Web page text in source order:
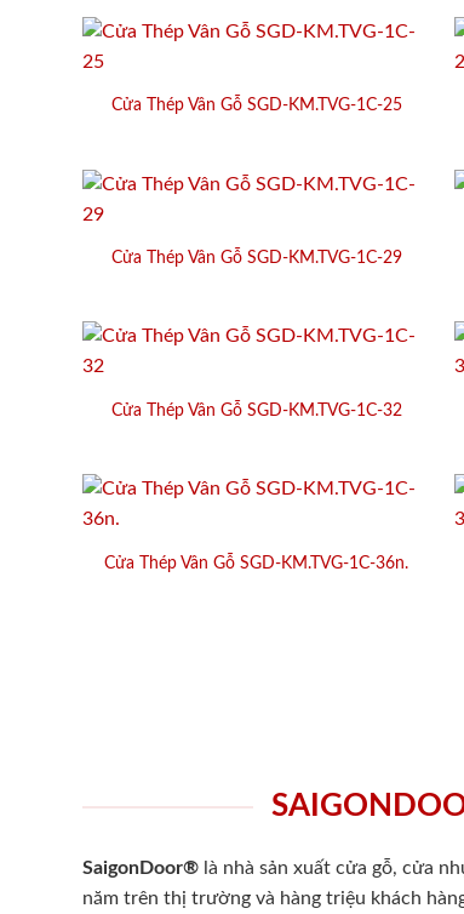
Cửa Thép Vân Gỗ SGD-KM.TVG-1C-25
Cửa Thép Vân Gỗ SGD-KM.TVG-1C-29
Cửa Thép Vân Gỗ SGD-KM.TVG-1C-32
Cửa Thép Vân Gỗ SGD-KM.TVG-1C-36n.
SaigonDoor® là nhà sản xuất cửa gỗ, cửa
năm trên thị trường và hàng triệu khách